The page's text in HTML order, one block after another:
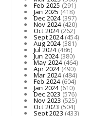
Feb 2025 (291)
Jan 2025 (418)
Dec 2024(397)
Nov 2024(420)
Oct 2024(262)
Sept 2024(454)
Aug 2024(381)
Jul 2024(486)
Jun 2024(380)
May 2024(464)
Apr 2024(490)
Mar 2024(484)
Feb 2024(604)
Jan 2024(610)
Dec 2023(576)
Nov 2023 (525)
Oct 2023 (504)
Sept 2023 (433)